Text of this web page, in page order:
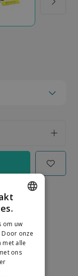
DUTCH
GERMAN
om uw
onze
met alle
ons